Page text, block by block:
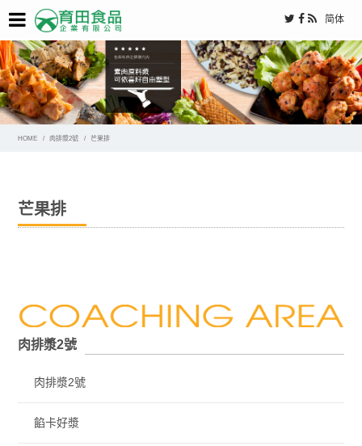
简体
HOME 肉排漿2號 芒果排
芒果排
肉排漿2號
肉排漿2號
餡卡好漿